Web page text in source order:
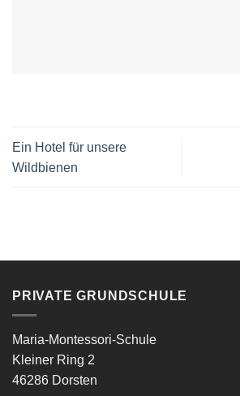
Ein Hotel für unsere
Wildbienen
PRIVATE GRUNDSCHULE
Maria-Montessori-Schule
Kleiner Ring 2
46286 Dorsten